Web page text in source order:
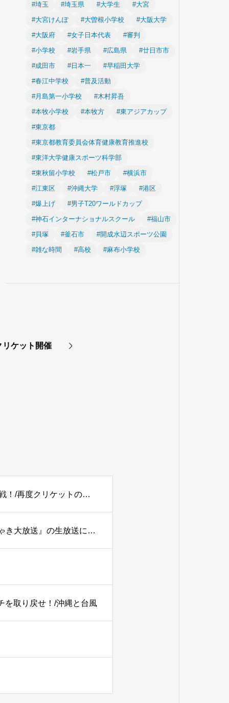
#埼玉
#埼玉県 #大学生
#大宮
#大宮けんぽ
#大曽根小学校
#大阪大学
#大阪府
#女子日本代表
#審判
#小学校
#岩手県 #広島県
#廿日市市
#成田市
#日本一
#早稲田大学
#春江中学校
#普及活動
#月島第一小学校
#木村昇吾
#本牧小学校
#本牧方
#東アジアカップ
#東京都
#東京都教育委員会体育健康教育推進校
#東洋大学健康スポーツ科学部
#東秋留小学校
#松戸市
#横浜市
#江東区
#沖縄大学 #浮塚
#港区
#爆上げ
#男子T20ワールドカップ
#神石インターナショナルスクール
#福山市
#貝塚
#釜石市
#開成水辺スポーツ公園
#雑な時間
#高校 #麻布小学校
リケット開催
【PODCAST】#179 【2027W杯】アツいぞ！イン・パキ戦！/再度クリケットの語源を考える。
TBSラジオ『土曜ワイドラジオTOKYOナイツのちゃきちゃき大放送』の生放送に出演
を取り戻せ！/沖縄と台風